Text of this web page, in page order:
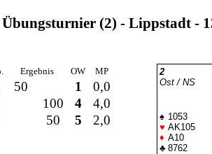
Übungsturnier (2) - Lippstadt -
Ergebnis OW MP
50 1
0,0
100 4
4,0
50 5 2,0
2
Ost / NS
♠ 1053
♥ AK105
♦ A10
♣ 8762